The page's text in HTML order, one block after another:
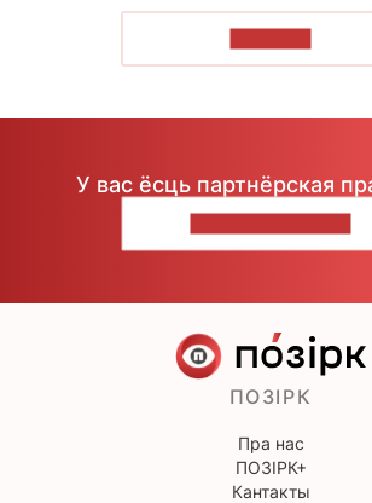
У вас ёсць партнёрская
ПОЗІРК
Пра нас
ПОЗІРК+
Кантакты